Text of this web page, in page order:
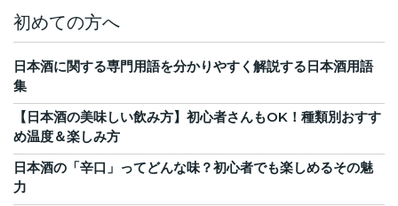
初めての方へ
日本酒に関する専門用語を分かりやすく解説する日本酒用語
集
【日本酒の美味しい飲み方】初心者さんもOK！種類別おすす
め温度＆楽しみ方
日本酒の「辛口」ってどんな味？初心者でも楽しめるその魅
力